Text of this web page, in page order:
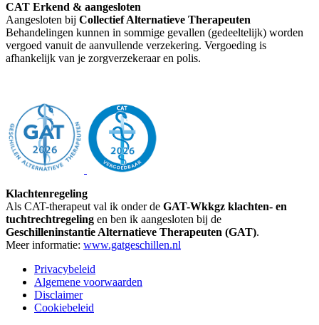
CAT Erkend & aangesloten
Aangesloten bij Collectief Alternatieve Therapeuten
Behandelingen kunnen in sommige gevallen (gedeeltelijk) worden
vergoed vanuit de aanvullende verzekering. Vergoeding is
afhankelijk van je zorgverzekeraar en polis.
Klachtenregeling
Als CAT-therapeut val ik onder de GAT-Wkkgz klachten- en
tuchtrechtregeling en ben ik aangesloten bij de
Geschilleninstantie Alternatieve Therapeuten (GAT).
Meer informatie: www.gatgeschillen.nl
Privacybeleid
Algemene voorwaarden
Disclaimer
Cookiebeleid